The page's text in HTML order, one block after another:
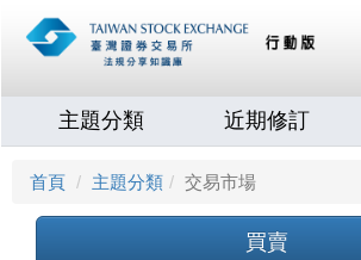
主題分類 近期修訂
首頁 主題分類 交易市場
買賣